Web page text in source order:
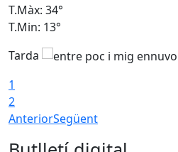
T.Màx: 34°
T.Min: 13°
Tarda
1
2
AnteriorSegüent